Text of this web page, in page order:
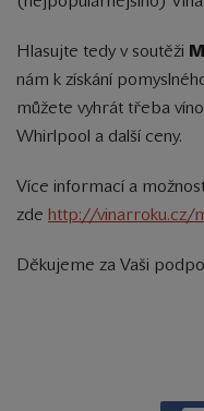
Hlasujte tedy v soutěži
nám k získání
můžete vyhrát třeba
Whirlpool a další ceny.
Více informací a
zde http://vinarroku.cz/
Děkujeme za Vaši